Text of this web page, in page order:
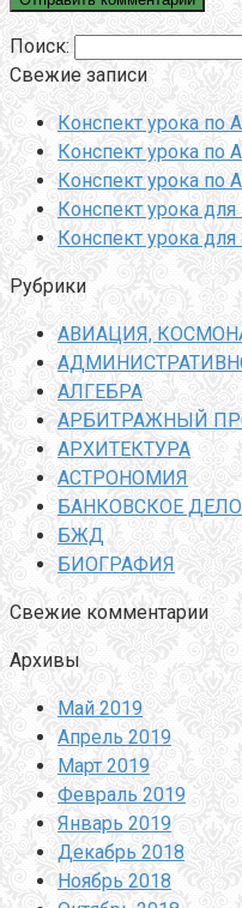
Поиск:
Свежие записи
Конспект урока по
Конспект урока по
Конспект урока по
Конспект урока
Конспект урока
Рубрики
АВИАЦИЯ,
АЛГЕБРА
АРБИТРАЖНЫЙ
АРХИТЕКТУРА
АСТРОНОМИЯ
БАНКОВСКОЕ ДЕЛО
БЖД
БИОГРАФИЯ
Свежие комментарии
Архивы
Май 2019
Апрель 2019
Март 2019
Февраль 2019
Январь 2019
Декабрь 2018
Ноябрь 2018